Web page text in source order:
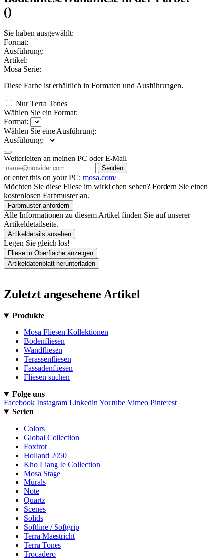
()
Sie haben ausgewählt:
Format:
Ausführung:
Artikel:
Mosa Serie:
Diese Farbe ist erhältlich in Formaten und Ausführungen.
Nur Terra Tones
Wählen Sie ein Format:
Format:
Wählen Sie eine Ausführung:
Ausführung:
Weiterleiten an meinen PC oder E-Mail
Senden
or enter this on your PC: mosa.com/
Möchten Sie diese Fliese im wirklichen sehen? Fordern Sie einen
kostenlosen Farbmuster an.
Farbmuster anfordern
Alle Informationen zu diesem Artikel finden Sie auf unserer
Artikeldetailseite.
Artikeldetails ansehen
Legen Sie gleich los!
Fliese in Oberfläche anzeigen
Artikeldatenblatt herunterladen
Zuletzt angesehene Artikel
Produkte
Mosa Fliesen Kollektionen
Bodenfliesen
Wandfliesen
Terassenfliesen
Fassadenfliesen
Fliesen suchen
Folge uns
Facebook Instagram Linkedin Youtube Vimeo Pinterest
Serien
Colors
Global Collection
Foxtrot
Holland 2050
Kho Liang Ie Collection
Mosa Stage
Murals
Note
Quartz
Scenes
Solids
Softline / Softgrip
Terra Maestricht
Terra Tones
Trocadero